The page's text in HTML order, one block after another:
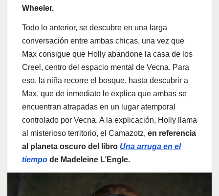
Wheeler.
Todo lo anterior, se descubre en una larga
conversación entre ambas chicas, una vez que
Max consigue que Holly abandone la casa de los
Creel, centro del espacio mental de Vecna. Para
eso, la niña recorre el bosque, hasta descubrir a
Max, que de inmediato le explica que ambas se
encuentran atrapadas en un lugar atemporal
controlado por Vecna. A la explicación, Holly llama
al misterioso territorio, el Camazotz, en referencia
al planeta oscuro del libro Una arruga en el
tiempo de Madeleine L’Engle.